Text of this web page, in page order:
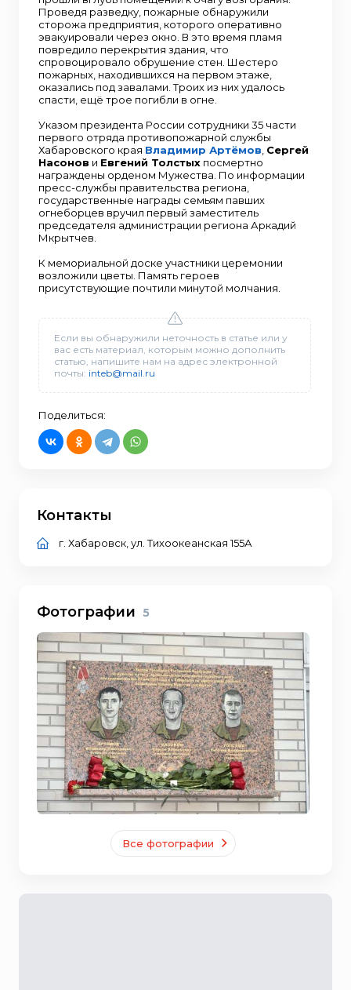
Проведя разведку, пожарные обнаружили
сторожа предприятия, которого оперативно
эвакуировали через окно. В это время пламя
повредило перекрытия здания, что
спровоцировало обрушение стен. Шестеро
пожарных, находившихся на первом этаже,
оказались под завалами. Троих из них удалось
спасти, ещё трое погибли в огне.
Указом президента России сотрудники 35 части
первого отряда противопожарной службы
Хабаровского края Владимир Артёмов Сергей
Насонов и Евгений Толстых посмертно
награждены орденом Мужества. По информации
пресс-службы правительства региона,
государственные награды семьям павших
огнеборцев вручил первый заместитель
председателя администрации региона Аркадий
Мкрытчев.
К мемориальной доске участники церемонии
возложили цветы. Память героев
присутствующие почтили минутой молчания.
Если вы обнаружили неточность в статье или у
вас есть материал, которым можно дополнить
статью, напишите нам на адрес электронной
почты: inteb@mail.ru
Поделиться:
Контакты
г. Хабаровск, ул. Тихоокеанская 155А
Фотографии 5
Все фотографии